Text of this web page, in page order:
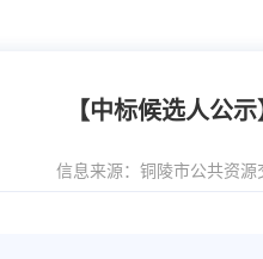
【中标候选人公
信息来源： 铜陵市公共资源